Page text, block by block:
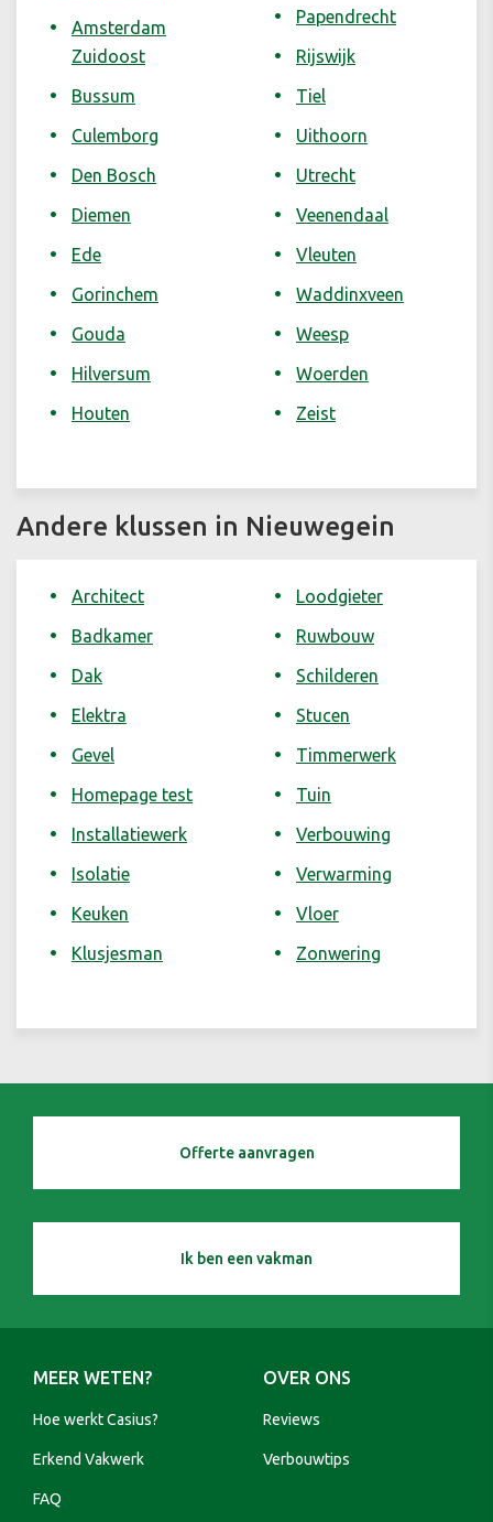
Amsterdam
Zuidoost
Bussum
Culemborg
Den Bosch
Diemen
Ede
Gorinchem
Gouda
Hilversum
Houten
Papendrecht
Rijswijk
Tiel
Uithoorn
Utrecht
Veenendaal
Vleuten
Waddinxveen
Weesp
Woerden
Zeist
Andere klussen in Nieuwegein
Architect
Badkamer
Dak
Elektra
Gevel
Homepage test
Installatiewerk
Isolatie
Keuken
Klusjesman
Loodgieter
Ruwbouw
Schilderen
Stucen
Timmerwerk
Tuin
Verbouwing
Verwarming
Vloer
Zonwering
Offerte aanvragen
Ik ben een vakman
MEER WETEN?
Hoe werkt Casius?
Erkend Vakwerk
FAQ
OVER ONS
Reviews
Verbouwtips